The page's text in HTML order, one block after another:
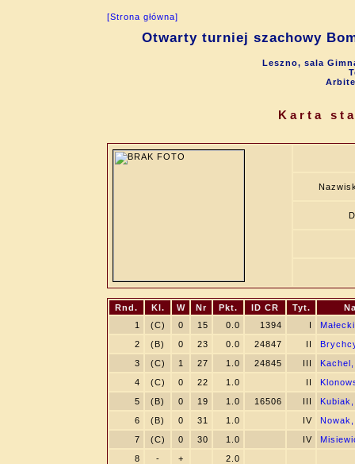
[Strona główna]
Otwarty turniej szachowy
Leszno, sala
Karta
Rnd. Kl. W Nr Pkt. ID CR Tyt.
1
(C) 0 15 0.0 1394 I
2
(B) 0 23 0.0 24847 II
3
(C) 1 27 1.0 24845 III
Kachel,
4
(C) 0 22 1.0 II
5
(B) 0 19 1.0 16506 III
6
(B) 0 31 1.0 IV
7
(C) 0 30 1.0 IV
8
- +
2.0